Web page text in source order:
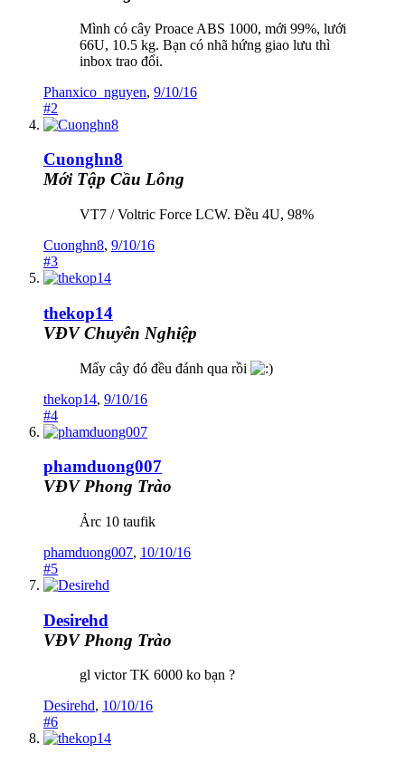
Mình có cây Proace ABS 1000, mới 99%, lưới
66U, 10.5 kg. Bạn có nhã hứng giao lưu thì
inbox trao đổi.
Phanxico_nguyen, 9/10/16
#2
Cuonghn8
Mới Tập Cầu Lông
VT7 / Voltric Force LCW. Đều 4U, 98%
Cuonghn8, 9/10/16
#3
thekop14
VĐV Chuyên Nghiệp
Mấy cây đó đều đánh qua rồi
thekop14, 9/10/16
#4
phamduong007
VĐV Phong Trào
Ảrc 10 taufik
phamduong007, 10/10/16
#5
Desirehd
VĐV Phong Trào
gl victor TK 6000 ko bạn ?
Desirehd, 10/10/16
#6